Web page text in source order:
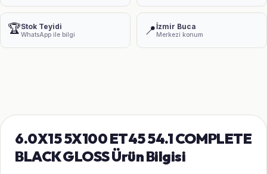
🏆Stok Teyidi
WhatsApp ile bilgi 📍İzmir Buca
Merkezi konum
6.0X15 5X100 ET45 54.1 COMPLETE
BLACK GLOSS Ürün Bilgisi